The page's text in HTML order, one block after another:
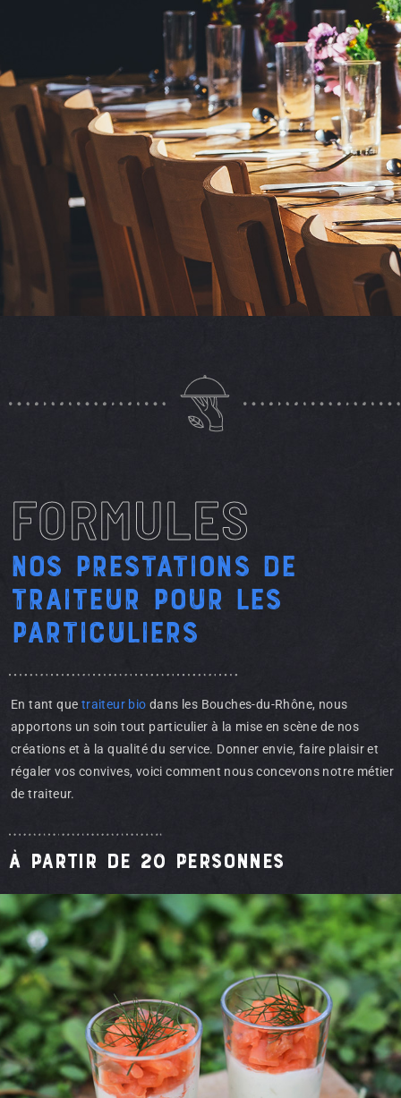
FORMULES
Nos prestations de
traiteur pour les
particuliers
En tant que traiteur bio dans les Bouches-du-Rhône, nous
apportons un soin tout particulier à la mise en scène de nos
créations et à la qualité du service. Donner envie, faire plaisir et
régaler vos convives, voici comment nous concevons notre métier
de traiteur.
à partir de 20 personnes